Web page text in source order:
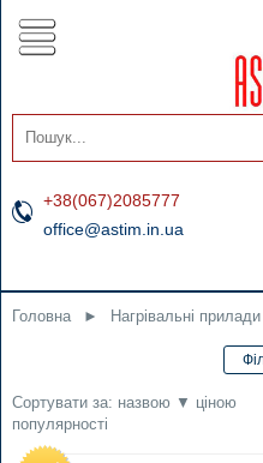
+38(067)2085777
office@astim.in.ua
Головна ► Нагрівальні прилади
Сортувати за: назвою ▼ ціною
популярності